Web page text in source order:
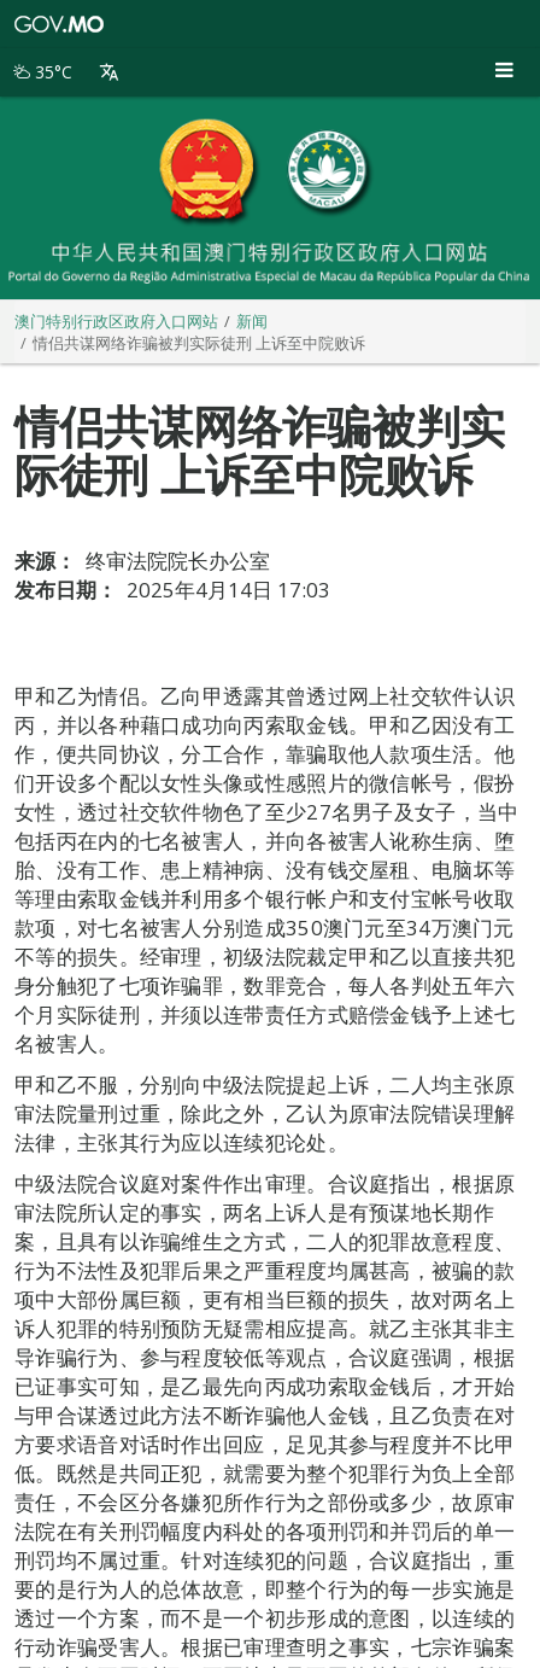
别
35°C
澳门特别行政区政府入口网站
新闻
情侣共谋网络诈骗被判实际徒刑 上诉至中院败诉
情侣共谋网络诈骗被判实
际徒刑 上诉至中院败诉
来源：
终审法院院长办公室
发布日期：
2025年4月14日 17:03
甲和乙为情侣。乙向甲透露其曾透过网上社交软件认识
丙，并以各种藉口成功向丙索取金钱。甲和乙因没有工
作，便共同协议，分工合作，靠骗取他人款项生活。他
们开设多个配以女性头像或性感照片的微信帐号，假扮
女性，透过社交软件物色了至少27名男子及女子，当中
包括丙在内的七名被害人，并向各被害人讹称生病、堕
胎、没有工作、患上精神病、没有钱交屋租、电脑坏等
等理由索取金钱并利用多个银行帐户和支付宝帐号收取
款项，对七名被害人分别造成350澳门元至34万澳门元
不等的损失。经审理，初级法院裁定甲和乙以直接共犯
身分触犯了七项诈骗罪，数罪竞合，每人各判处五年六
个月实际徒刑，并须以连带责任方式赔偿金钱予上述七
名被害人。
甲和乙不服，分别向中级法院提起上诉，二人均主张原
审法院量刑过重，除此之外，乙认为原审法院错误理解
法律，主张其行为应以连续犯论处。
中级法院合议庭对案件作出审理。合议庭指出，根据原
审法院所认定的事实，两名上诉人是有预谋地长期作
案，且具有以诈骗维生之方式，二人的犯罪故意程度、
行为不法性及犯罪后果之严重程度均属甚高，被骗的款
项中大部份属巨额，更有相当巨额的损失，故对两名上
诉人犯罪的特别预防无疑需相应提高。就乙主张其非主
导诈骗行为、参与程度较低等观点，合议庭强调，根据
已证事实可知，是乙最先向丙成功索取金钱后，才开始
与甲合谋透过此方法不断诈骗他人金钱，且乙负责在对
方要求语音对话时作出回应，足见其参与程度并不比甲
低。既然是共同正犯，就需要为整个犯罪行为负上全部
责任，不会区分各嫌犯所作行为之部份或多少，故原审
法院在有关刑罚幅度内科处的各项刑罚和并罚后的单一
刑罚均不属过重。针对连续犯的问题，合议庭指出，重
要的是行为人的总体故意，即整个行为的每一步实施是
透过一个方案，而不是一个初步形成的意图，以连续的
行动诈骗受害人。根据已审理查明之事实，七宗诈骗案